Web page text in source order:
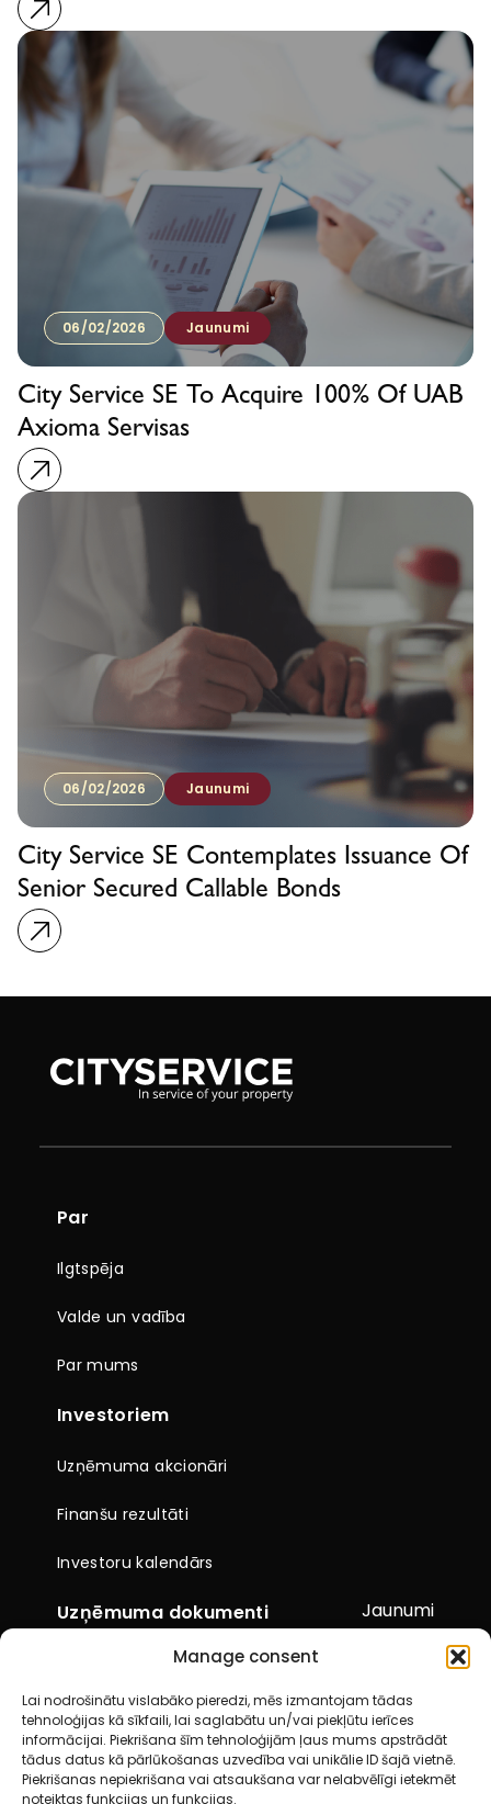
Manage consent
Lai nodrošinātu vislabāko pieredzi, mēs izmantojam tādas
tehnoloģijas kā sīkfaili, lai saglabātu un/vai piekļūtu ierīces
informācijai. Piekrišana šīm tehnoloģijām ļaus mums apstrādāt
tādus datus kā pārlūkošanas uzvedība vai unikālie ID šajā vietnē.
Piekrišanas nepiekrišana vai atsaukšana var nelabvēlīgi ietekmēt
noteiktas funkcijas un funkcijas.
06/02/2026 Jaunumi
City Service SE To Acquire 100% Of UAB
Axioma Servisas
06/02/2026 Jaunumi
City Service SE Contemplates Issuance Of
Senior Secured Callable Bonds
Par
Ilgtspēja
Valde un vadība
Par mums
Investoriem
Uzņēmuma akcionāri
Finanšu rezultāti
Investoru kalendārs
Uzņēmuma dokumenti
Citi dokumenti
Pārskati un paziņojumi
Akcionāru kopsapulces
Jaunumi